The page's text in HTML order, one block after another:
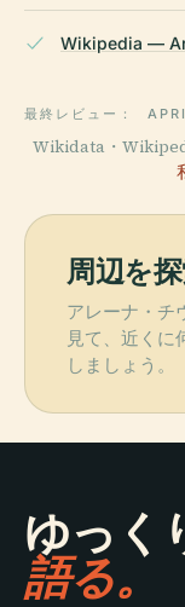
Wikipedia —
最終レビュー：
Wikidata・
周辺を
アレーナ・チ
見て、近くに
しましょう。
ゆっく
語る。